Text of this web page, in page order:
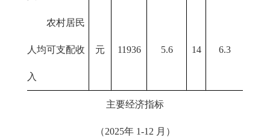
农村居民
人均可支配收
入
元 11936 5.6 14 6.3
主要经济指标
（2025年 1-12 月）